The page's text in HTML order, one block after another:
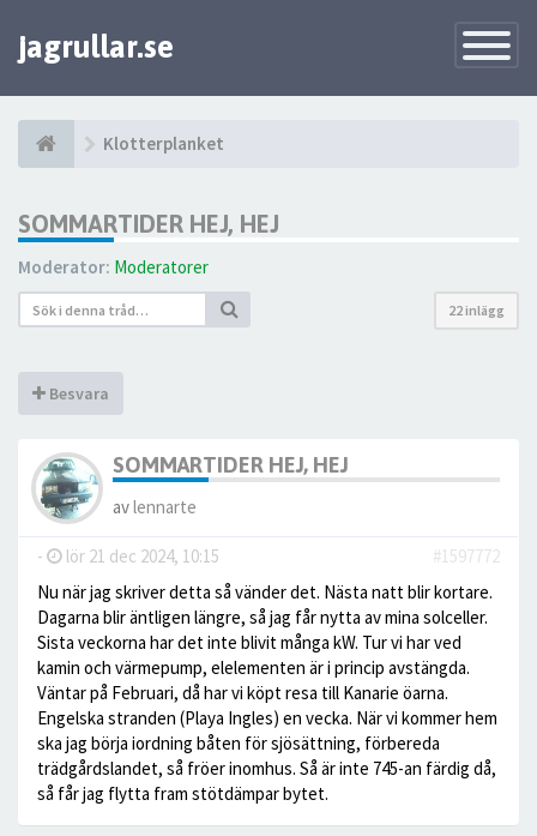
Toggle
jagrullar.se
Klotterplanket
SOMMARTIDER HEJ, HEJ
Moderator: Moderatorer
22 inlägg
Besvara
SOMMARTIDER HEJ, HEJ
avlennarte
- lör 21 dec 2024, 10:15
#1597772
Nu när jag skriver detta så vänder det. Nästa natt blir kortare.
Dagarna blir äntligen längre, så jag får nytta av mina solceller.
Sista veckorna har det inte blivit många kW. Tur vi har ved
kamin och värmepump, elelementen är i princip avstängda.
Väntar på Februari, då har vi köpt resa till Kanarie öarna.
Engelska stranden (Playa Ingles) en vecka. När vi kommer hem
ska jag börja iordning båten för sjösättning, förbereda
trädgårdslandet, så fröer inomhus. Så är inte 745-an färdig då,
så får jag flytta fram stötdämpar bytet.